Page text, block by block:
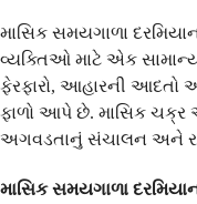
માસિક સમયગાળા
વ્યક્તિઓ માટે એક સામાન્ય
ફેરફારો, આહારની આદતો
ફાળો આપે છે. માસિક
અગવડતાનું સંચાલન અને
માસિક સમયગાળા